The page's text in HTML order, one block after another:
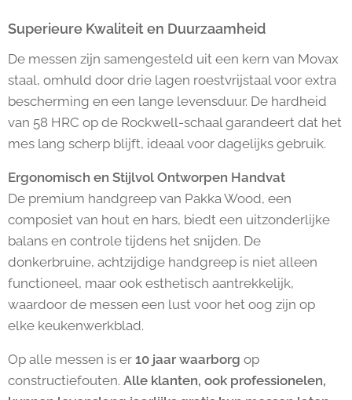
Superieure Kwaliteit en Duurzaamheid
De messen zijn samengesteld uit een kern van Movax
staal, omhuld door drie lagen roestvrijstaal voor extra
bescherming en een lange levensduur. De hardheid
van 58 HRC op de Rockwell-schaal garandeert dat het
mes lang scherp blijft, ideaal voor dagelijks gebruik.
Ergonomisch en Stijlvol Ontworpen Handvat
De premium handgreep van Pakka Wood, een
composiet van hout en hars, biedt een uitzonderlijke
balans en controle tijdens het snijden. De
donkerbruine, achtzijdige handgreep is niet alleen
functioneel, maar ook esthetisch aantrekkelijk,
waardoor de messen een lust voor het oog zijn op
elke keukenwerkblad.
Op alle messen is er 10 jaar waarborg op
constructiefouten. Alle klanten, ook professionelen,